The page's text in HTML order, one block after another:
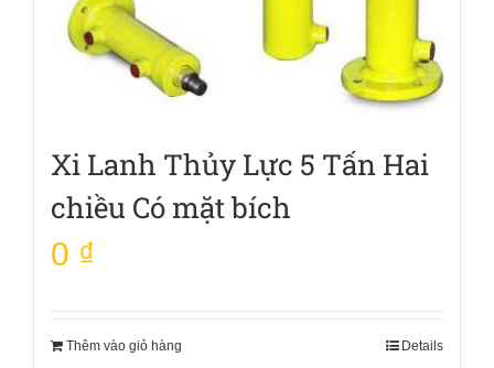
Xi Lanh Thủy Lực 5 Tấn Hai
chiều Có mặt bích
0 ₫
Thêm vào giỏ hàng Details